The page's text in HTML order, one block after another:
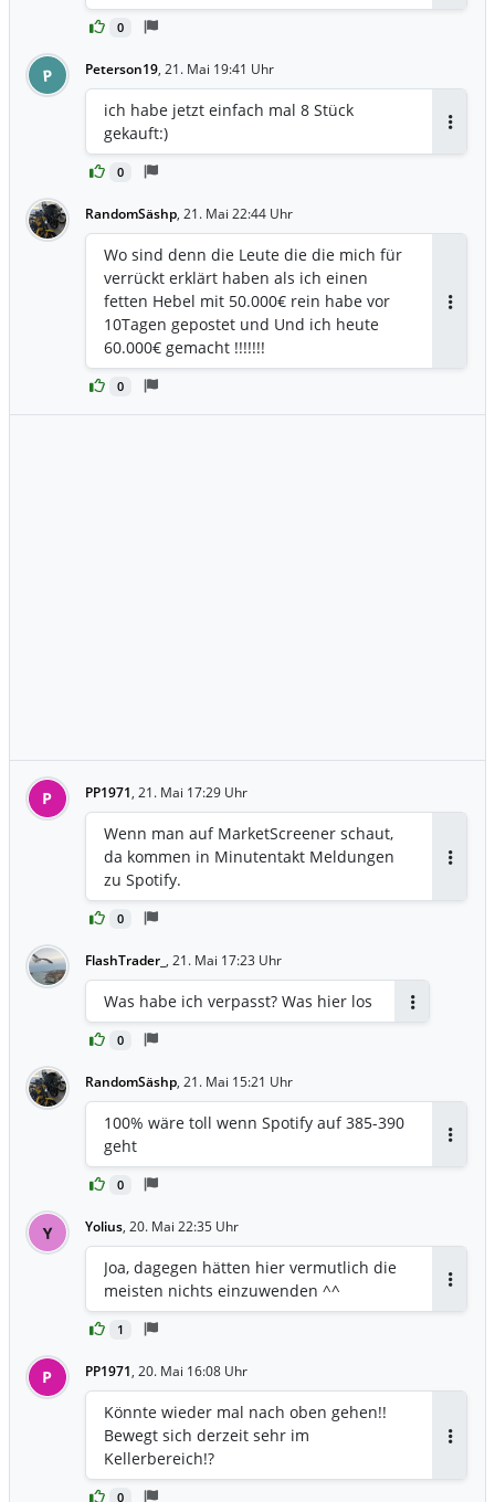
0
P Peterson19, 21. Mai 19:41 Uhr
0
ich habe jetzt einfach mal 8 Stück
gekauft:)
RandomSäshp, 21. Mai 22:44 Uhr
0
Wo sind denn die Leute die die mich für
verrückt erklärt haben als ich einen
fetten Hebel mit 50.000€ rein habe vor
10Tagen gepostet und Und ich heute
60.000€ gemacht !!!!!!!
P PP1971, 21. Mai 17:29 Uhr
0
Wenn man auf MarketScreener schaut,
da kommen in Minutentakt Meldungen
zu Spotify.
FlashTrader_ , 21. Mai 17:23 Uhr
0
Was habe ich verpasst? Was hier los
RandomSäshp, 21. Mai 15:21 Uhr
0
100% wäre toll wenn Spotify auf 385-390
geht
Y Yolius, 20. Mai 22:35 Uhr
1
Joa, dagegen hätten hier vermutlich die
meisten nichts einzuwenden ^^
P PP1971, 20. Mai 16:08 Uhr
0
Könnte wieder mal nach oben gehen!!
Bewegt sich derzeit sehr im
Kellerbereich!?